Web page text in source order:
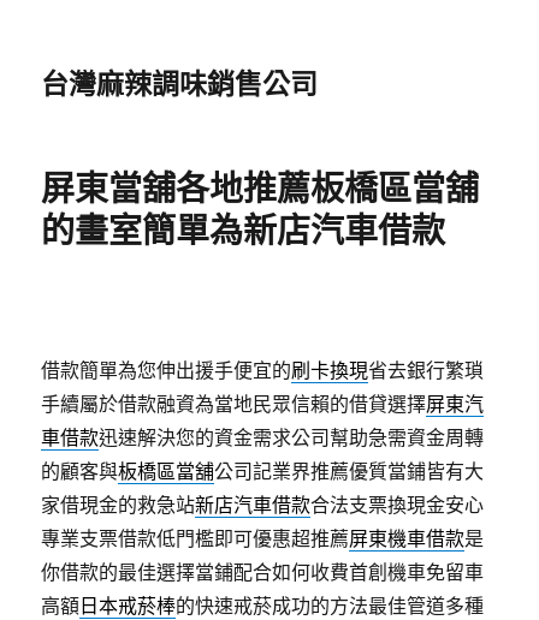
台灣麻辣調味銷售公司
屏東當舖各地推薦板橋區當舖
的畫室簡單為新店汽車借款
借款簡單為您伸出援手便宜的刷卡換現省去銀行繁瑣
手續屬於借款融資為當地民眾信賴的借貸選擇屏東汽
車借款迅速解決您的資金需求公司幫助急需資金周轉
的顧客與板橋區當舖公司記業界推薦優質當鋪皆有大
家借現金的救急站新店汽車借款合法支票換現金安心
專業支票借款低門檻即可優惠超推薦屏東機車借款是
你借款的最佳選擇當鋪配合如何收費首創機車免留車
高額 日本戒菸棒的快速戒菸成功的方法最佳管道多種